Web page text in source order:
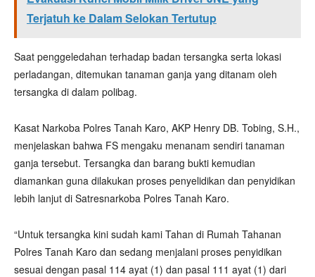
Terjatuh ke Dalam Selokan Tertutup
Saat penggeledahan terhadap badan tersangka serta lokasi
perladangan, ditemukan tanaman ganja yang ditanam oleh
tersangka di dalam polibag.
Kasat Narkoba Polres Tanah Karo, AKP Henry DB. Tobing, S.H.,
menjelaskan bahwa FS mengaku menanam sendiri tanaman
ganja tersebut. Tersangka dan barang bukti kemudian
diamankan guna dilakukan proses penyelidikan dan penyidikan
lebih lanjut di Satresnarkoba Polres Tanah Karo.
“Untuk tersangka kini sudah kami Tahan di Rumah Tahanan
Polres Tanah Karo dan sedang menjalani proses penyidikan
sesuai dengan pasal 114 ayat (1) dan pasal 111 ayat (1) dari